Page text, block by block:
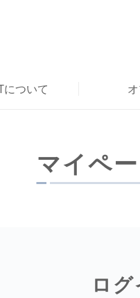
について
マイペ
ロ